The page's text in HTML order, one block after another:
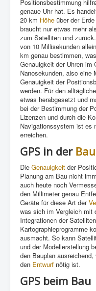
Positionsbestimmung
genaue Uhr hat. Es
20 km Höhe über der
braucht nur etwas mehr
zum Satelliten und
von 10 Millisekunden
km genau bestimmen,
Genauigkeit der Uhren im
Nanosekunden, also eine
Genauigkeit der
werden. Für den
etwas herabgesetzt und
bei der Bestimmung der
Lizenzen und durch die
Navigationssystem ist es
erreichen.
GPS in der
Die Genauigkeit der
Planung am Bau nicht
auch heute noch
den Millimeter genau
Geräte für diese Art der
was sich im Vergleich mit
Integrationen der
Kartographieprogramme
ausmacht. So kann
und der Modellerstellung
den Bauplan
den Entwurf nötig ist.
GPS beim Bau